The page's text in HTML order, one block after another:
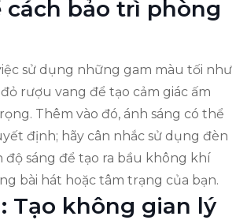
cách bảo trì phòng
sử dụng những gam màu tối như
rượu vang để tạo cảm giác ấm
Thêm vào đó, ánh sáng có thể
định; hãy cân nhắc sử dụng đèn
độ sáng để tạo ra bầu không khí
bài hát hoặc tâm trạng của bạn.
Tạo không gian lý